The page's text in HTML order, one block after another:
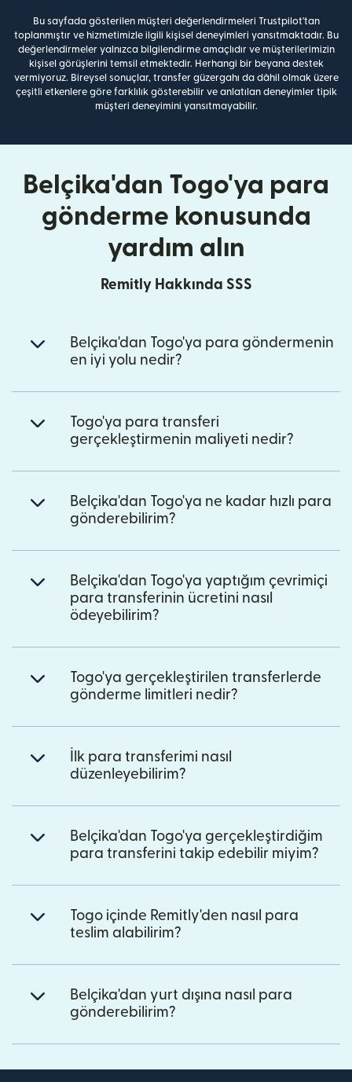
Bu sayfada gösterilen müşteri değerlendirmeleri Trustpilot'tan
toplanmıştır ve hizmetimizle ilgili kişisel deneyimleri yansıtmaktadır. Bu
değerlendirmeler yalnızca bilgilendirme amaçlıdır ve müşterilerimizin
kişisel görüşlerini temsil etmektedir. Herhangi bir beyana destek
vermiyoruz. Bireysel sonuçlar, transfer güzergahı da dâhil olmak üzere
çeşitli etkenlere göre farklılık gösterebilir ve anlatılan deneyimler tipik
müşteri deneyimini yansıtmayabilir.
Belçika'dan Togo'ya para
gönderme konusunda
yardım alın
Remitly Hakkında SSS
Belçika'dan Togo'ya para göndermenin
en iyi yolu nedir?
Togo'ya para transferi
gerçekleştirmenin maliyeti nedir?
Belçika'dan Togo'ya ne kadar hızlı para
gönderebilirim?
Belçika'dan Togo'ya yaptığım çevrimiçi
para transferinin ücretini nasıl
ödeyebilirim?
Togo'ya gerçekleştirilen transferlerde
gönderme limitleri nedir?
İlk para transferimi nasıl
düzenleyebilirim?
Belçika'dan Togo'ya gerçekleştirdiğim
para transferini takip edebilir miyim?
Togo içinde Remitly'den nasıl para
teslim alabilirim?
Belçika'dan yurt dışına nasıl para
gönderebilirim?